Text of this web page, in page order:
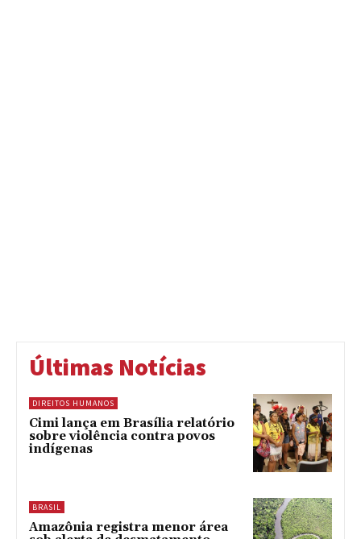
Últimas Notícias
DIREITOS HUMANOS
Cimi lança em Brasília relatório
sobre violência contra povos
indígenas
BRASIL
Amazônia registra menor área